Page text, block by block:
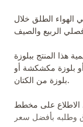
الطلق خلال
هذا المنتج ببلوزة
بلوزة مكشكشة أو
بلوزة من الكتان.
الاطلاع على مخطط